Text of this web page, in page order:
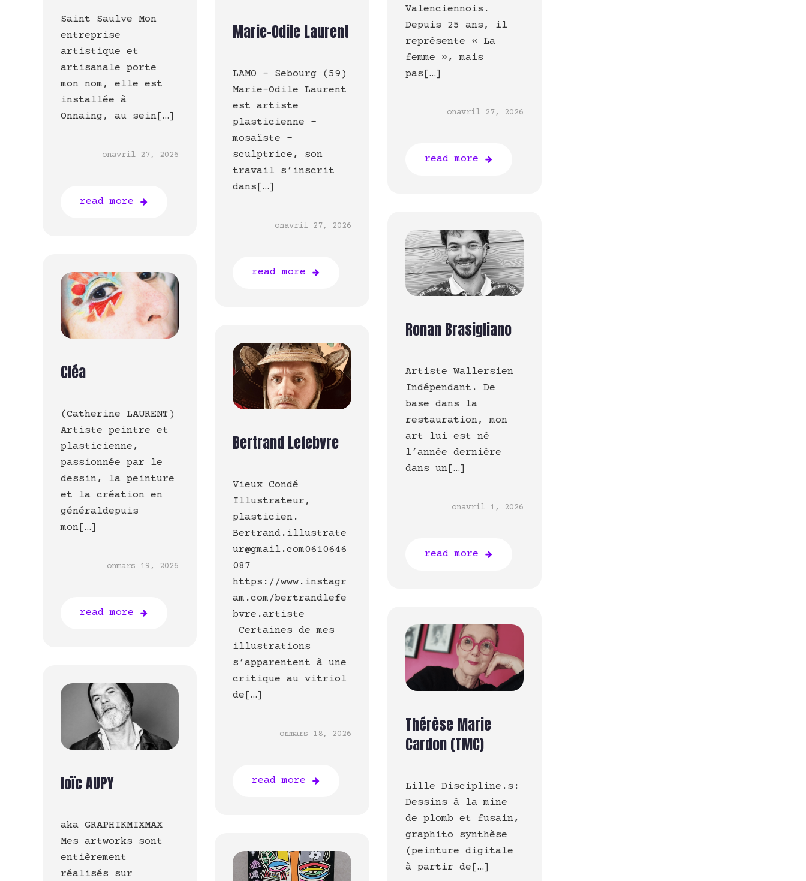
Valenciennois.
Depuis 25 ans, il
représente « La
femme », mais
pas[…]
onavril 27, 2026
read more
Saint Saulve Mon
entreprise
artistique et
artisanale porte
mon nom, elle est
installée à
Onnaing, au sein[…]
onavril 27, 2026
read more
Marie-Odile Laurent
LAMO – Sebourg (59)
Marie-Odile Laurent
est artiste
plasticienne –
mosaïste –
sculptrice, son
travail s’inscrit
dans[…]
onavril 27, 2026
read more
Ronan Brasigliano
Artiste Wallersien
Indépendant. De
base dans la
restauration, mon
art lui est né
l’année dernière
dans un[…]
onavril 1, 2026
read more
Cléa
(Catherine LAURENT)
Artiste peintre et
plasticienne,
passionnée par le
dessin, la peinture
et la création en
généraldepuis
mon[…]
onmars 19, 2026
read more
Bertrand Lefebvre
Vieux Condé
Illustrateur,
plasticien.
Bertrand.illustrate
ur@gmail.com0610646
087
https://www.instagr
am.com/bertrandlefe
bvre.artiste
Certaines de mes
illustrations
s’apparentent à une
critique au vitriol
de[…]
onmars 18, 2026
read more
Thérèse Marie
Cardon (TMC)
Lille Discipline.s:
Dessins à la mine
de plomb et fusain,
graphito synthèse
(peinture digitale
à partir de[…]
loïc AUPY
aka GRAPHIKMIXMAX
Mes artworks sont
entièrement
réalisés sur